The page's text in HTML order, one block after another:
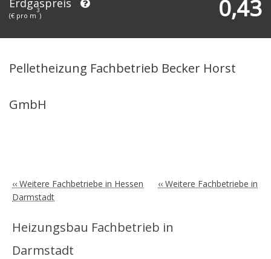
Erdgaspreis
(€ pro m
3
) 0,43
Pelletheizung Fachbetrieb Becker Horst
GmbH
‹‹ Weitere Fachbetriebe in Hessen
‹‹ Weitere Fachbetriebe in
Darmstadt
Heizungsbau Fachbetrieb in
Darmstadt